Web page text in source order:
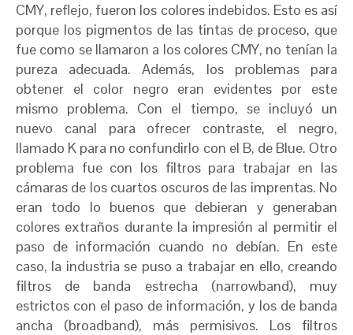
CMY, reflejo, fueron los colores indebidos. Esto es así
porque los pigmentos de las tintas de proceso, que
fue como se llamaron a los colores CMY, no tenían la
pureza adecuada. Además, los problemas para
obtener el color negro eran evidentes por este
mismo problema. Con el tiempo, se incluyó un
nuevo canal para ofrecer contraste, el negro,
llamado K para no confundirlo con el B, de Blue. Otro
problema fue con los filtros para trabajar en las
cámaras de los cuartos oscuros de las imprentas. No
eran todo lo buenos que debieran y generaban
colores extraños durante la impresión al permitir el
paso de información cuando no debían. En este
caso, la industria se puso a trabajar en ello, creando
filtros de banda estrecha (narrowband), muy
estrictos con el paso de información, y los de banda
ancha (broadband), más permisivos. Los filtros